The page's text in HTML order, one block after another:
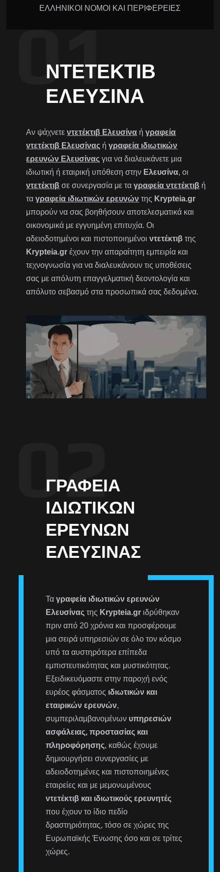
ΕΛΛΗΝΙΚΟΙ ΝΟΜΟΙ ΚΑΙ ΠΕΡΙΦΕΡΕΙΕΣ
ΝΤΕΤΈΚΤΙΒ
ΕΛΕΥΣΊΝΑ
Αν ψάχνετεντετέκτιβ Ελευσίνα ήγραφεία
ντετέκτιβ Ελευσίνας ήγραφεία ιδιωτικών
ερευνών Ελευσίνας για να διαλευκάνετε μια
ιδιωτική ή εταιρική υπόθεση στην Ελευσίνα, οι
ντετέκτιβ σε συνεργασία με ταγραφεία ντετέκτιβ ή
ταγραφεία ιδιωτικών ερευνών της Krypteia.gr
μπορούν να σας βοηθήσουν αποτελεσματικά και
οικονομικά με εγγυημένη επιτυχία. Οι
αδειοδοτημένοι και πιστοποιημένοιντετέκτιβ της
Krypteia.gr έχουν την απαραίτητη εμπειρία και
τεχνογνωσία για να διαλευκάνουν τις υποθέσεις
σας με απόλυτη επαγγελματική δεοντολογία και
απόλυτο σεβασμό στα προσωπικά σας δεδομένα.
ΓΡΑΦΕΊΑ
ΙΔΙΩΤΙΚΏΝ
ΕΡΕΥΝΏΝ
ΕΛΕΥΣΊΝΑΣ
Ταγραφεία ιδιωτικών ερευνών
Ελευσίνας της Krypteia.gr ιδρύθηκαν
πριν από 20 χρόνια και προσφέρουμε
μια σειρά υπηρεσιών σε όλο τον κόσμο
υπό τα αυστηρότερα επίπεδα
εμπιστευτικότητας και μυστικότητας.
Εξειδικευόμαστε στην παροχή ενός
ευρέος φάσματος ιδιωτικών και
εταιρικών ερευνών,
συμπεριλαμβανομένων υπηρεσιών
ασφάλειας, προστασίας και
πληροφόρησης, καθώς έχουμε
δημιουργήσει συνεργασίες με
αδειοδοτημένες και πιστοποιημένες
εταιρείες και με μεμονωμένους
ντετέκτιβ και ιδιωτικούς ερευνητές
που έχουν το ίδιο πεδίο
δραστηριότητας, τόσο σε χώρες της
Ευρωπαϊκής Ένωσης όσο και σε τρίτες
χώρες.